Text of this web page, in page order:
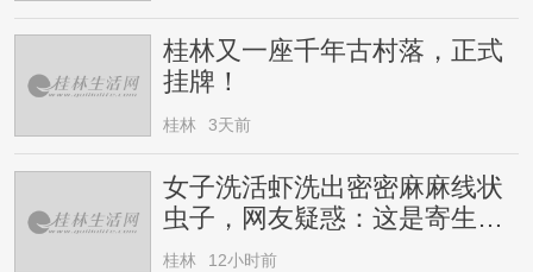
桂林又一座千年古村落，正式
挂牌！
桂林 3天前
女子洗活虾洗出密密麻麻线状
虫子，网友疑惑：这是寄生虫
还是虾崽？医生提醒→
桂林 12小时前